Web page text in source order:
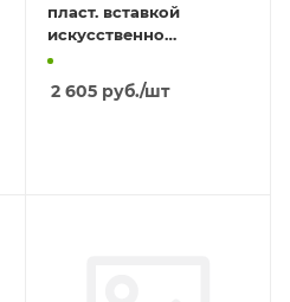
пласт. вставкой
искусственно
состаренный /1шт.
2 605руб./шт